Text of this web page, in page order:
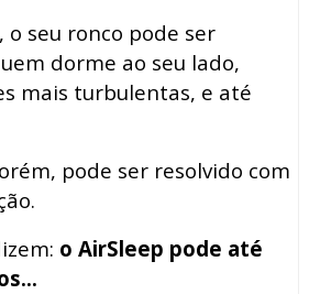
o seu ronco pode ser
dorme ao seu lado,
mais turbulentas, e até
pode ser resolvido com
o AirSleep pode até